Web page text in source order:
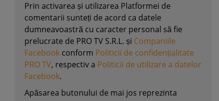
Prin activarea și utilizarea Platformei de
comentarii sunteți de acord ca datele
dumneavoastră cu caracter personal să fie
prelucrate de PRO TV S.R.L. și Companiile
Facebook conform Politicii de confidențialitate
PRO TV, respectiv a Politicii de utilizare a datelor
Facebook.
Apăsarea butonului de mai jos reprezinta